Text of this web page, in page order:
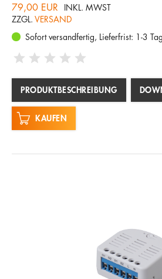
79,00 EUR
INKL. MWST
ZZGL. VERSAND
Sofort versandfertig, Lieferfrist: 1-3
PRODUKTBESCHREIBUNG
KAUFEN